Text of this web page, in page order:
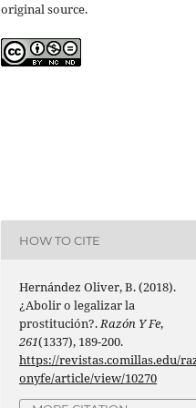
original source.
HOW TO CITE
Hernández Oliver, B. (2018).
¿Abolir o legalizar la
prostitución?.Razón Y Fe,
261(1337), 189-200.
https://revistas.comillas.edu/
onyfe/article/view/10270